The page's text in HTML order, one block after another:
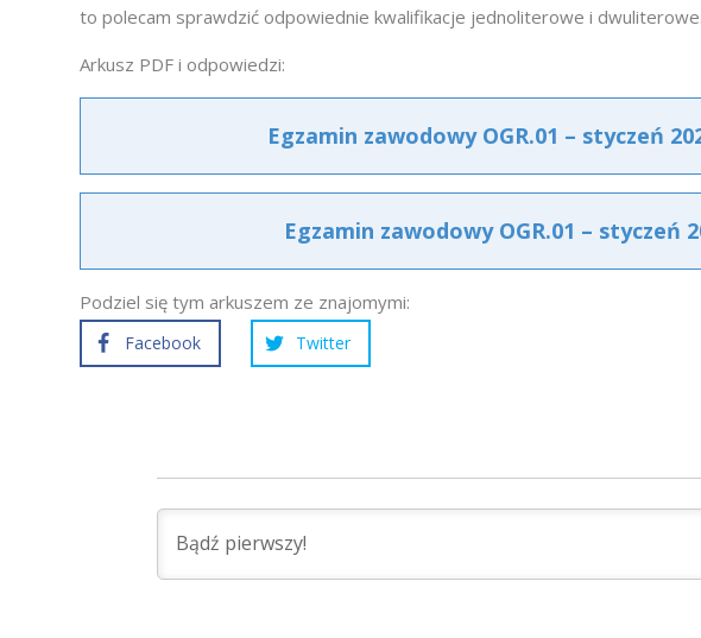
to polecam sprawdzić odpowiednie kwalifikacje jednoliterowe i dwuliterowe.
Arkusz PDF i odpowiedzi:
Egzamin zawodowy OGR.01 – styczeń
Egzamin zawodowy OGR.01 – styczeń
Podziel się tym arkuszem ze znajomymi:
Facebook Twitter